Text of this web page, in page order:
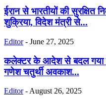
ईरान से भारतीयों की सुरक्षित
शुक्रिया, विदेश मंत्री से...
Editor - June 27, 2025
कलेक्टर के आदेश से बदल गया
गणेश चतुर्थी अवकाश...
Editor -August 26, 2025